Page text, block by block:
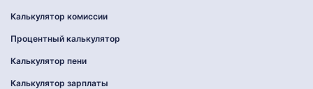
Калькулятор комиссии
Процентный калькулятор
Калькулятор пени
Калькулятор зарплаты